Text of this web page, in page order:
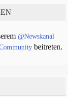
@Newskanal
beitreten.